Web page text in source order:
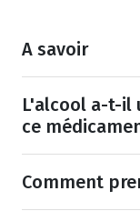
A savoir
L'alcool a-t-il
ce
Comment